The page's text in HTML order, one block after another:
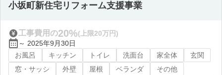
小坂町新住宅リフォーム支援事業
工事費用の20%(上限20万円)
～ 2025年9月30日
お風呂
キッチン トイレ 洗面台 家全体
玄関
窓・サッシ
外壁 屋根 ベランダ その他